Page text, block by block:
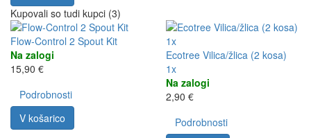
Kupovali so tudi kupci (3)
Flow-Control 2 Spout Kit
Na zalogi
15,90 €
Podrobnosti
V košarico
1x
Ecotree Vilica/žlica (2 kosa)
1x
Na zalogi
2,90 €
Podrobnosti